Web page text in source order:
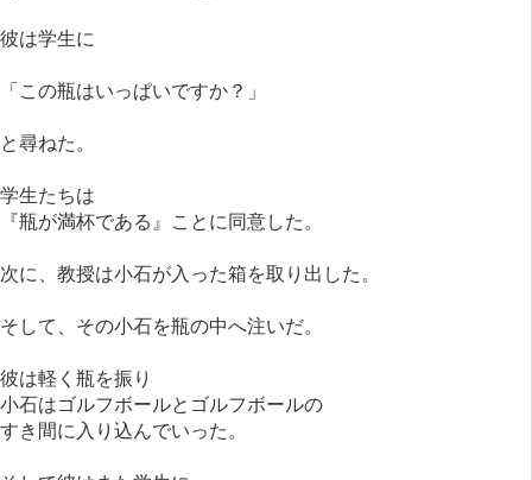
彼は学生に
「この瓶はいっぱいですか？」
と尋ねた。
学生たちは
『瓶が満杯である』ことに同意した。
次に、教授は小石が入った箱を取り出した。
そして、その小石を瓶の中へ注いだ。
彼は軽く瓶を振り
小石はゴルフボールとゴルフボールの
すき間に入り込んでいった。